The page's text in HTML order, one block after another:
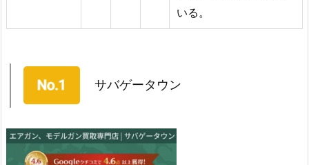
いる。
サバゲータウン